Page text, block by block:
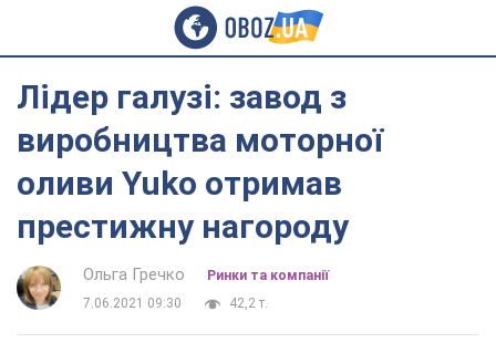
Лідер галузі: завод з
виробництва моторної
оливи Yuko отримав
престижну нагороду
Ольга Гречко
Ринки та компанії
7.06.2021 09:30
42,2 т.